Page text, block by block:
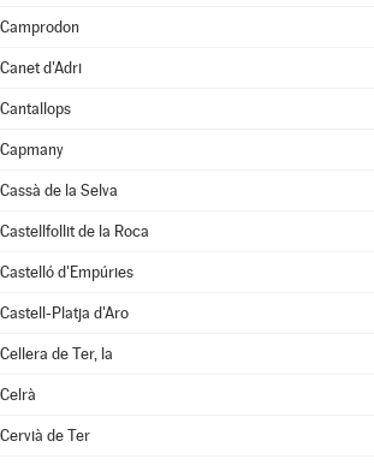
Camprodon
Canet d'Adri
Cantallops
Capmany
Cassà de la Selva
Castellfollit de la Roca
Castelló d'Empúries
Castell-Platja d'Aro
Cellera de Ter, la
Celrà
Cervià de Ter